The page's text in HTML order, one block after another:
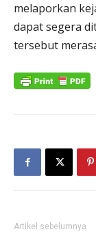
melaporkan
dapat segera
tersebut
Artikel sebelumnya